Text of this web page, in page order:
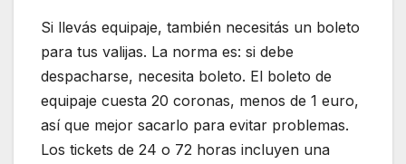
Si llevás equipaje, también necesitás un boleto
para tus valijas. La norma es: si debe
despacharse, necesita boleto. El boleto de
equipaje cuesta 20 coronas, menos de 1 euro,
así que mejor sacarlo para evitar problemas.
Los tickets de 24 o 72 horas incluyen una